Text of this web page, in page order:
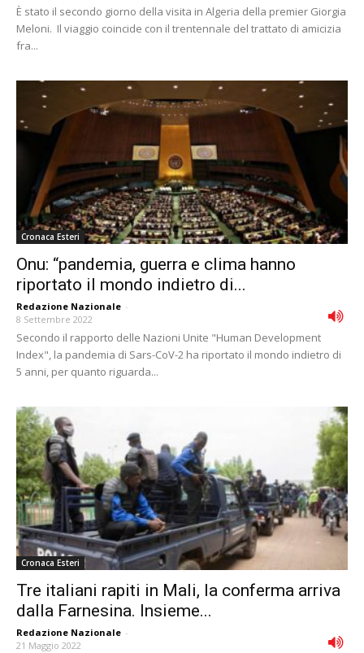
È stato il secondo giorno della visita in Algeria della premier Giorgia
Meloni. Il viaggio coincide con il trentennale del trattato di amicizia
fra...
Cronaca Esteri
Onu: “pandemia, guerra e clima hanno
riportato il mondo indietro di...
Redazione Nazionale -
8 Settembre 2022
Secondo il rapporto delle Nazioni Unite "Human Development
Index", la pandemia di Sars-CoV-2 ha riportato il mondo indietro di
5 anni, per quanto riguarda...
Cronaca Esteri
Tre italiani rapiti in Mali, la conferma arriva
dalla Farnesina. Insieme...
Redazione Nazionale -
21 Maggio 2022